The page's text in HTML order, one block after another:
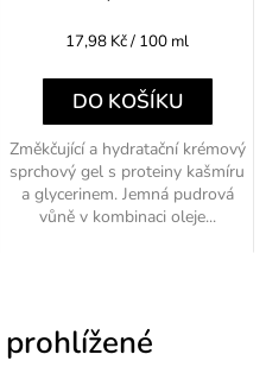
Měrná
17,98 Kč / 100 ml
DO KOŠÍKU
Změkčující a hydratační krémový
sprchový gel s proteiny kašmíru
a glycerinem. Jemná pudrová
vůně v kombinaci oleje...